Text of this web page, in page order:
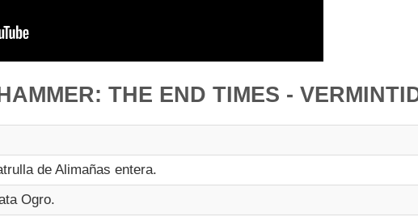
THE END TIMES -
de Alimañas entera.
Ogro.